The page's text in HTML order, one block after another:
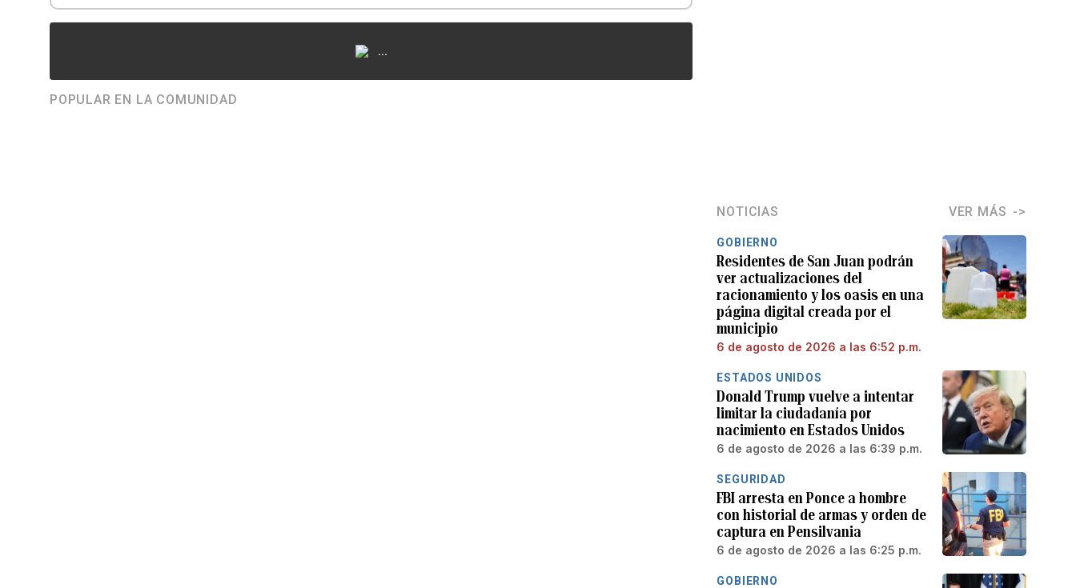
...
POPULAR EN LA COMUNIDAD
NOTICIAS VER MÁS
GOBIERNO
Residentes de San Juan podrán
ver actualizaciones del
racionamiento y los oasis en una
página digital creada por el
municipio
6 de agosto de 2026 a las 6:52 p.m.
ESTADOS UNIDOS
Donald Trump vuelve a intentar
limitar la ciudadanía por
nacimiento en Estados Unidos
6 de agosto de 2026 a las 6:39 p.m.
SEGURIDAD
FBI arresta en Ponce a hombre
con historial de armas y orden de
captura en Pensilvania
6 de agosto de 2026 a las 6:25 p.m.
GOBIERNO